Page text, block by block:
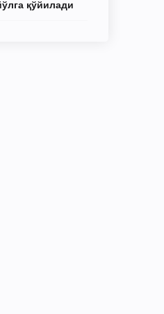
қўйилади